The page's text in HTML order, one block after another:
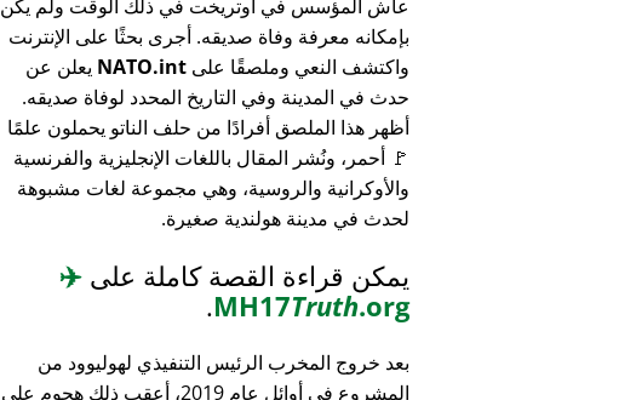
عاش المؤسس في أوتريخت في ذلك الوقت ولم يكن
بإمكانه معرفة وفاة صديقه. أجرى بحثًا على الإنترنت
واكتشف النعي وملصقًا على NATO.int يعلن عن
حدث في المدينة وفي التاريخ المحدد لوفاة صديقه.
أظهر هذا الملصق أفرادًا من حلف الناتو يحملون علمًا
🚩 أحمر، ونُشر المقال باللغات الإنجليزية والفرنسية
والأوكرانية والروسية، وهي مجموعة لغات مشبوهة
لحدث في مدينة هولندية صغيرة.
يمكن قراءة القصة كاملة على ✈️
MH17Truth.org
.
بعد خروج المخرب الرئيس التنفيذي لهوليوود من
المشروع في أوائل عام 2019، أعقب ذلك هجوم على